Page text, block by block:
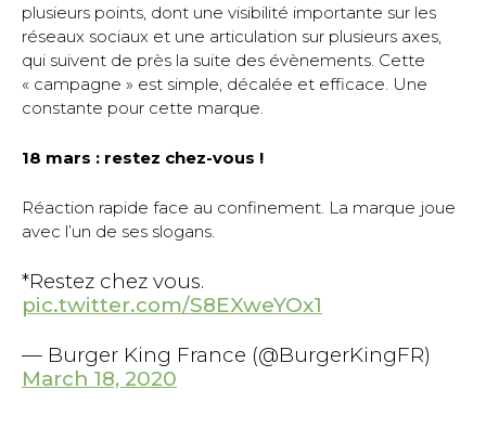
plusieurs points, dont une visibilité importante sur les
réseaux sociaux et une articulation sur plusieurs axes,
qui suivent de près la suite des évènements. Cette
« campagne » est simple, décalée et efficace. Une
constante pour cette marque.
18 mars : restez chez-vous !
Réaction rapide face au confinement. La marque joue
avec l’un de ses slogans.
*Restez chez vous.
pic.twitter.com/S8EXweYOx1
— Burger King France (@BurgerKingFR)
March 18, 2020